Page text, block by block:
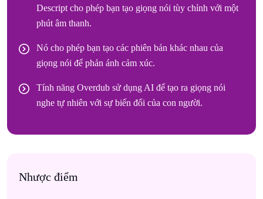
Descript cho phép bạn tạo giọng nói tùy chỉnh với một
phút âm thanh.
Nó cho phép bạn tạo các phiên bản khác nhau của
giọng nói để phản ánh cảm xúc.
Tính năng Overdub sử dụng AI để tạo ra giọng nói
nghe tự nhiên với sự biến đổi của con người.
Nhược điểm